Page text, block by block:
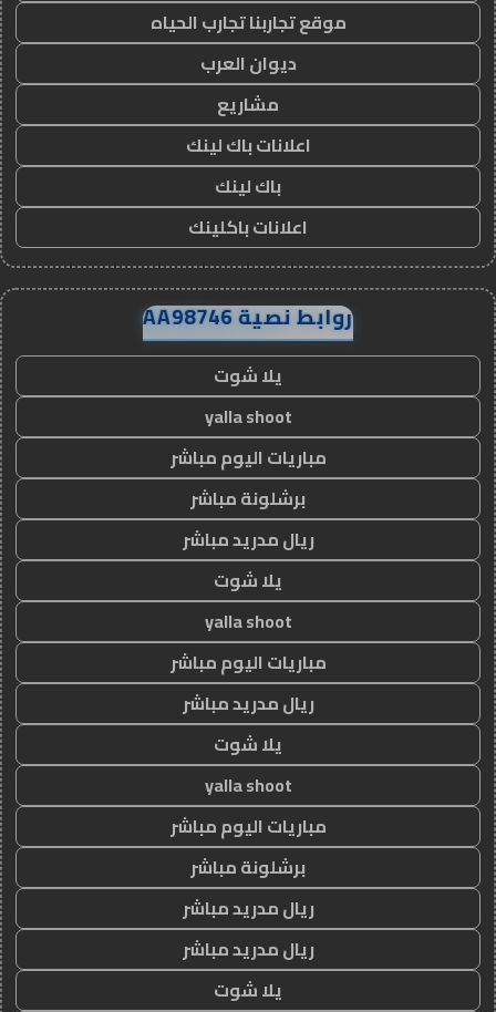
موقع تجاربنا تجارب الحياه
ديوان العرب
مشاريع
اعلانات باك لينك
باك لينك
اعلانات باكلينك
روابط نصية AA98746
يلا شوت
yalla shoot
مباريات اليوم مباشر
برشلونة مباشر
ريال مدريد مباشر
يلا شوت
yalla shoot
مباريات اليوم مباشر
ريال مدريد مباشر
يلا شوت
yalla shoot
مباريات اليوم مباشر
برشلونة مباشر
ريال مدريد مباشر
ريال مدريد مباشر
يلا شوت